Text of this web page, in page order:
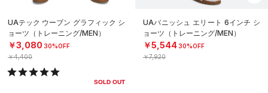
UAテック ウーブン グラフィック シ
ョーツ（トレーニング/MEN）
￥3,080 30%OFF
￥4,400
SOLD OUT
UAバニッシュ エリート 6インチ シ
ョーツ（トレーニング/MEN）
￥5,54430%OFF
￥7,920